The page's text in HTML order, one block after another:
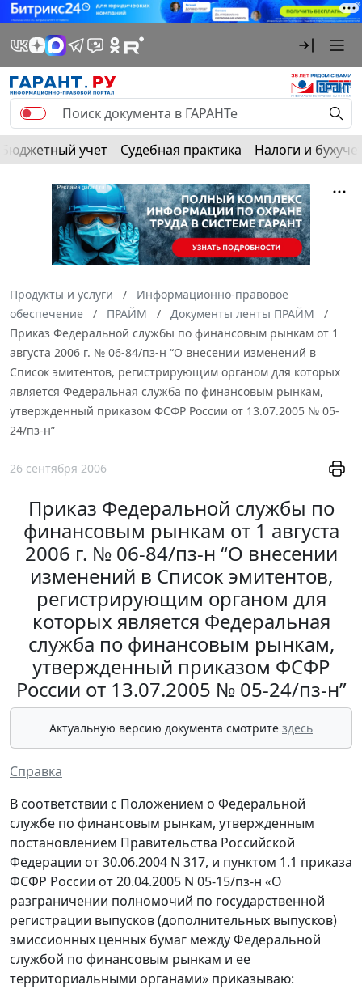
Бюджетный учет Судебная практика Налоги и
Продукты и услуги
Информационно-правовое
обеспечение
ПРАЙМ
Документы ленты ПРАЙМ
Приказ Федеральной службы по финансовым рынкам от 1
августа 2006 г. № 06-84/пз-н “О внесении изменений в
Список эмитентов, регистрирующим органом для которых
является Федеральная служба по финансовым рынкам,
утвержденный приказом ФСФР России от 13.07.2005 № 05-
24/пз-н”
26 сентября 2006
Приказ Федеральной службы по
финансовым рынкам от 1 августа
2006 г. № 06-84/пз-н “О внесении
изменений в Список эмитентов,
регистрирующим органом для
которых является Федеральная
служба по финансовым рынкам,
утвержденный приказом ФСФР
России от 13.07.2005 № 05-24/пз-н”
Актуальную версию документа смотрите здесь
Справка
В соответствии с Положением о Федеральной
службе по финансовым рынкам, утвержденным
постановлением Правительства Российской
Федерации от 30.06.2004 N 317, и пунктом 1.1 приказа
ФСФР России от 20.04.2005 N 05-15/пз-н «О
разграничении полномочий по государственной
регистрации выпусков (дополнительных выпусков)
эмиссионных ценных бумаг между Федеральной
службой по финансовым рынкам и ее
территориальными органами» приказываю: